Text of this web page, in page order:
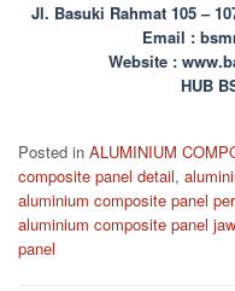
Jl. Basuki Rahmat 105 –
Email :
Website :
HUB
Posted in ALUMINIUM
composite panel detail,
aluminium composite panel
aluminium composite panel
panel